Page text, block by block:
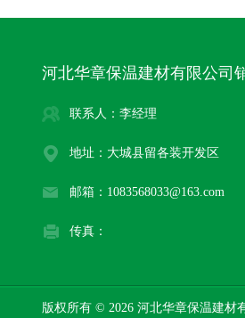
河北华章保温建材有限公司
联系人：李经理
地址：大城县留各装开发区
邮箱：1083568033@163.com
传真：
版权所有 © 2026 河北华章保温建材